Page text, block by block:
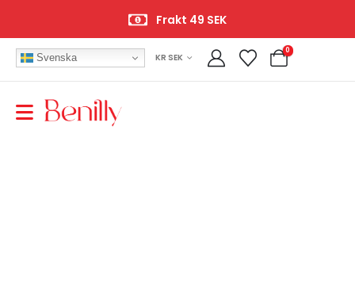
Frakt 49 SEK
Svenska KR SEK
0